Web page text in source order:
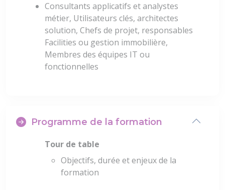
Consultants applicatifs et analystes
métier, Utilisateurs clés, architectes
solution, Chefs de projet, responsables
Facilities ou gestion immobilière,
Membres des équipes IT ou
fonctionnelles
Programme de la formation
Tour de table
Objectifs, durée et enjeux de la
formation